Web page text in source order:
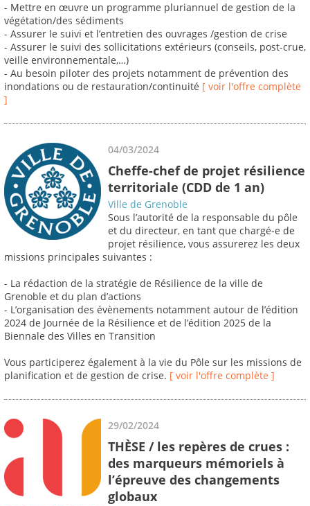
- Mettre en œuvre un programme pluriannuel de gestion de la
végétation/des sédiments
- Assurer le suivi et l’entretien des ouvrages /gestion de crise
- Assurer le suivi des sollicitations extérieurs (conseils, post-crue,
veille environnementale,…)
- Au besoin piloter des projets notamment de prévention des
inondations ou de restauration/continuité [ voir l'offre complète
]
04/03/2024
Cheffe-chef de projet résilience
territoriale (CDD de 1 an)
Ville de Grenoble
Sous l’autorité de la responsable du pôle
et du directeur, en tant que chargé-e de
projet résilience, vous assurerez les deux
missions principales suivantes :
- La rédaction de la stratégie de Résilience de la ville de
Grenoble et du plan d’actions
- L’organisation des évènements notamment autour de l’édition
2024 de Journée de la Résilience et de l’édition 2025 de la
Biennale des Villes en Transition
Vous participerez également à la vie du Pôle sur les missions de
planification et de gestion de crise. [ voir l'offre complète ]
29/02/2024
THÈSE / les repères de crues :
des marqueurs mémoriels à
l’épreuve des changements
globaux